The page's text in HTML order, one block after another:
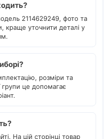
2114629249, фото та
краще уточнити деталі у
розміри та
групи це допомагає
На цій сторінці товар